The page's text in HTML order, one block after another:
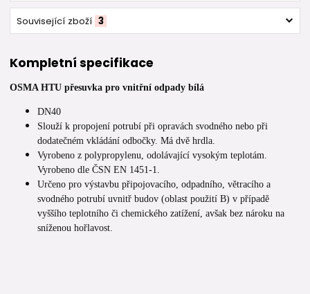
Související zboží 3
Kompletní specifikace
OSMA HTU přesuvka pro vnitřní odpady bílá
DN40
Slouží k propojení potrubí při opravách svodného nebo při
dodatečném vkládání odbočky. Má dvě hrdla.
Vyrobeno z polypropylenu, odolávající vysokým teplotám.
Vyrobeno dle ČSN EN 1451-1.
Určeno pro výstavbu připojovacího, odpadního, větracího a
svodného potrubí uvnitř budov (oblast použití B) v případě
vyššího teplotního či chemického zatížení, avšak bez nároku na
sníženou hořlavost.